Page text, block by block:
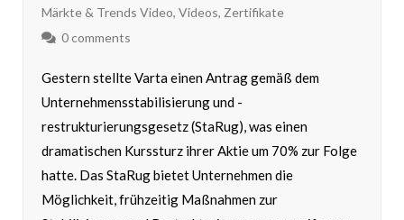
Märkte & Trends Video, Videos, Zertifikate
0 comments
Gestern stellte Varta einen Antrag gemäß dem
Unternehmensstabilisierung und -
restrukturierungsgesetz (StaRug), was einen
dramatischen Kurssturz ihrer Aktie um 70% zur Folge
hatte. Das StaRug bietet Unternehmen die
Möglichkeit, frühzeitig Maßnahmen zur